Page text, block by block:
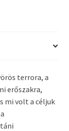
terrora, a
erőszakra,
mi volt a céljuk